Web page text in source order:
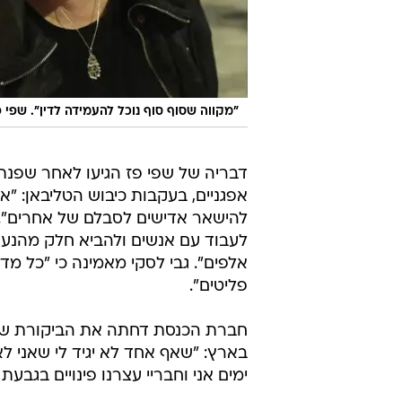
"מקווה שסוף סוף נוכל להעמידה לדין". שפי
דבריה של שפי פז הגיעו לאחר
אפגניים, בעקבות כיבוש הטליבאן:
להישאר אדישים לסבלם של
לעבוד עם אנשים ולהביא חלק
אלפים". גבי לסקי מאמינה כי "כל
פליטים".
חברת הכנסת דחתה את הביקורת
בארץ: "שאף אחד לא יגיד לי שאני
ימים אני וחבריי עצרנו פינויים